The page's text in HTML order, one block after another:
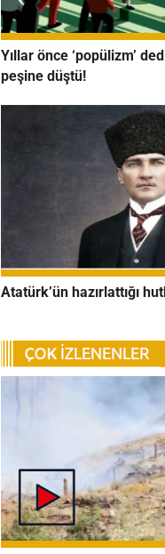
Yıllar önce ‘popülizm’
peşine düştü!
Atatürk’ün hazırlattığı